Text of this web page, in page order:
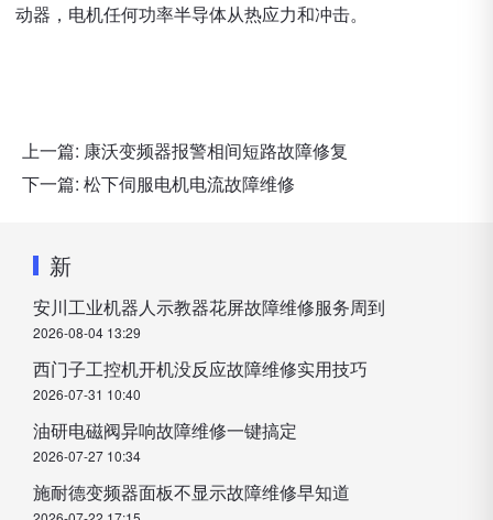
动器，电机任何功率半导体从热应力和冲击。
上一篇: 康沃变频器报警相间短路故障修复
下一篇: 松下伺服电机电流故障维修
新
安川工业机器人示教器花屏故障维修服务周到
2026-08-04 13:29
西门子工控机开机没反应故障维修实用技巧
2026-07-31 10:40
油研电磁阀异响故障维修一键搞定
2026-07-27 10:34
施耐德变频器面板不显示故障维修早知道